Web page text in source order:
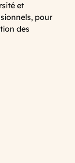
et
pour
des